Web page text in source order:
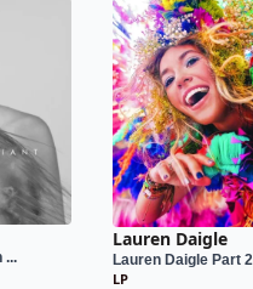
...
Lauren Daigle
Lauren Daigle Part 2
LP